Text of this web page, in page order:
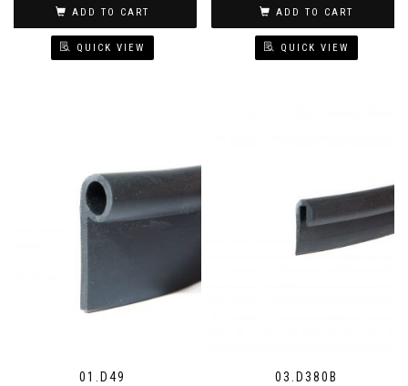
ADD TO CART
QUICK VIEW
ADD TO CART
QUICK VIEW
01.D49 03.D380B